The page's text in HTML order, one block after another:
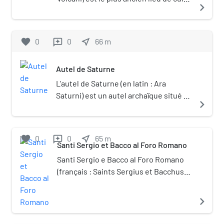
datant du VIIIe siècle av. J.-C.
navigate_next
favorite 0 reviews 0 near_me 66 m
Autel de Saturne
L'autel de Saturne (en latin : Ara
Saturni) est un autel archaïque situé à
des plus anciens cultes italiques, celui
navigate_next
favorite 0 reviews 0 near_me 65 m
Santi Sergio et Bacco al Foro Romano
Santi Sergio e Bacco al Foro Romano
(français : Saints Sergius et Bacchus
navigate_next